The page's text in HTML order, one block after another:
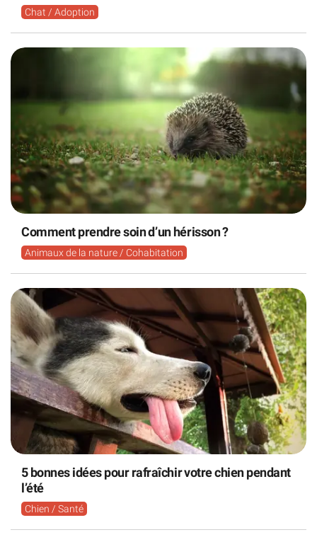
Chat / Adoption
Comment prendre soin d’un hérisson ?
Animaux de la nature / Cohabitation
5 bonnes idées pour rafraîchir votre chien pendant
l’été
Chien / Santé